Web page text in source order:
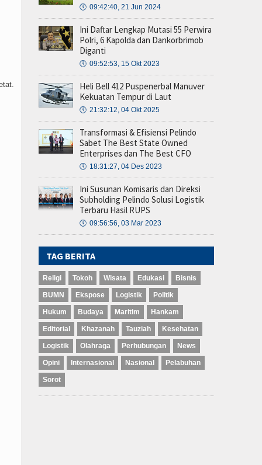
🕔 09:42:40, 21 Jun 2024
Ini Daftar Lengkap Mutasi 55 Perwira
Polri, 6 Kapolda dan Dankorbrimob
Diganti
🕔 09:52:53, 15 Okt 2023
Heli Bell 412 Puspenerbal Manuver
Kekuatan Tempur di Laut
🕔 21:32:12, 04 Okt 2025
Transformasi & Efisiensi Pelindo
Sabet The Best State Owned
Enterprises dan The Best CFO
🕔 18:31:27, 04 Des 2023
Ini Susunan Komisaris dan Direksi
Subholding Pelindo Solusi Logistik
Terbaru Hasil RUPS
🕔 09:56:56, 03 Mar 2023
TAG BERITA
Religi Tokoh Wisata Edukasi Bisnis
BUMN Ekspose Logistik Politik
Hukum Budaya Maritim Hankam
Editorial Khazanah Tauziah Kesehatan
Logistik Olahraga Perhubungan News
Opini Internasional Nasional Pelabuhan
Sorot